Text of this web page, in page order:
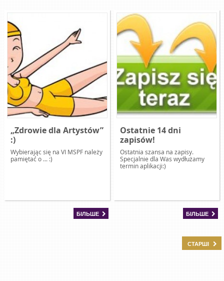
„Zdrowie dla Artystów”
:)
Wybierając się na VI MSPF należy
pamiętać o ... :)
БІЛЬШЕ
Ostatnie 14 dni
zapisów!
Ostatnia szansa na zapisy.
Specjalnie dla Was wydłużamy
termin aplikacji:)
БІЛЬШЕ
СТАРШІ